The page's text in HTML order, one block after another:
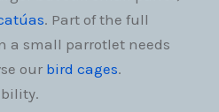
. Part of the full
a small parrotlet needs
our bird cages.